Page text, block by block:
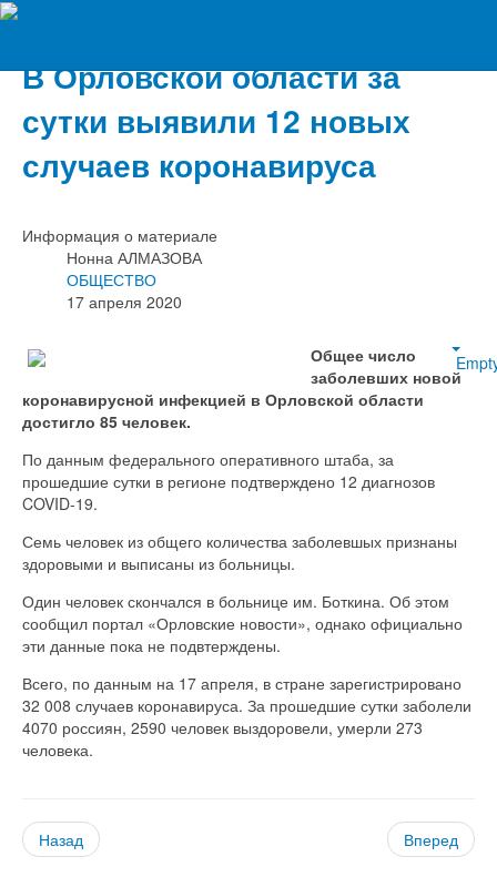
В Орловской области за
сутки выявили 12 новых
случаев коронавируса
Информация о материале
Нонна АЛМАЗОВА
ОБЩЕСТВО
17 апреля 2020
Общее число
заболевших новой
коронавирусной инфекцией в Орловской области
достигло 85 человек.
По данным федерального оперативного штаба, за
прошедшие сутки в регионе подтверждено 12 диагнозов
COVID-19.
Семь человек из общего количества заболевшых признаны
здоровыми и выписаны из больницы.
Один человек скончался в больнице им. Боткина. Об этом
сообщил портал «Орловские новости», однако официально
эти данные пока не подвтерждены.
Всего, по данным на 17 апреля, в стране зарегистрировано
32 008 случаев коронавируса. За прошедшие сутки заболели
4070 россиян, 2590 человек выздоровели, умерли 273
человека.
Назад Вперед